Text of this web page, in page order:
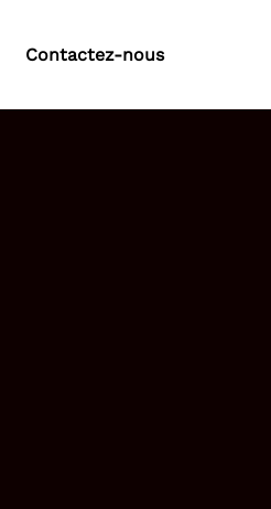
Contactez-nous